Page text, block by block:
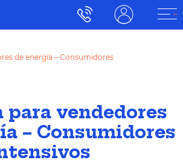
de energía – Consumidores
para vendedores
– Consumidores